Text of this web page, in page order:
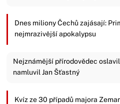
Dnes miliony Čechů zajásají:
nejmrazivější apokalypsu
Nejznámější přírodovědec
namluvil Jan Šťastný
Kvíz ze 30 případů majora